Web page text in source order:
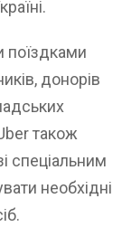
поїздками
донорів
також
спеціальним
необхідні